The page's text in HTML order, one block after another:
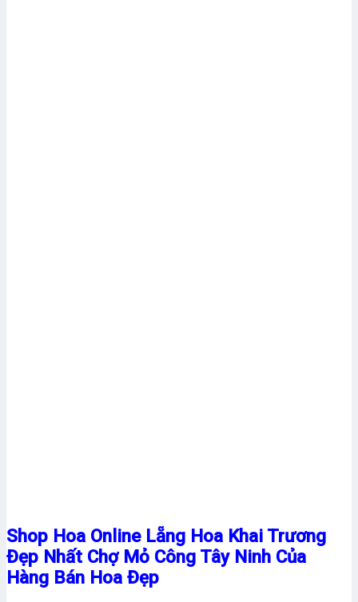
Shop Hoa Online Lẵng Hoa Khai Trương
Đẹp Nhất Chợ Mỏ Công Tây Ninh Của
Hàng Bán Hoa Đẹp